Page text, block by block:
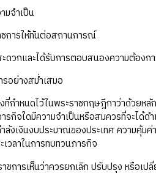
มจำเป็น
การให้ทันต่อสถานการณ์
ดวกและได้รับการตอบสนองความต้องก
อย่างสม่ำเสมอ
ที่กำหนดไว้ในพระราชกฤษฎีกาว่าด้วย
กิจใดมีความจำเป็นหรือสมควรที่จะได้
งเงินงบประมาณของประเทศ ความคุ้ม
วลาในการทบทวนภารกิจ
การเห็นว่าควรยกเลิก ปรับปรุง หรือเ